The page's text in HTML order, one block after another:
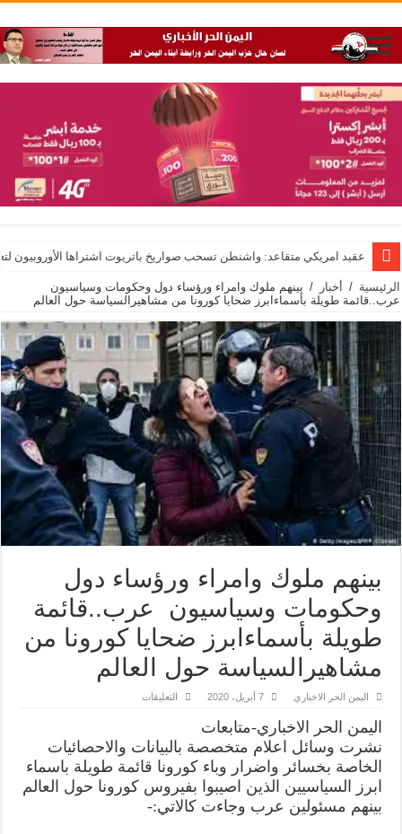
عقيد امريكي متقاعد: واشنطن تسحب صواريخ باتريوت اشتراها الأوروبيون
الرئيسية / أخبار / بينهم ملوك وامراء ورؤساء دول وحكومات وسياسيون
عرب..قائمة طويلة بأسماءابرز ضحايا كورونا من مشاهيرالسياسة حول العالم
بينهم ملوك وامراء ورؤساء دول
وحكومات وسياسيون عرب..قائمة
طويلة بأسماءابرز ضحايا كورونا من
مشاهيرالسياسة حول العالم
اليمن الحر الاخباري 7 أبريل، 2020 التعليقات
ورؤساء
دول
وحكومات
وسياسيون
عرب..قائمة
اليمن الحر الاخباري-متابعات
نشرت وسائل اعلام متخصصة بالبيانات والاحصائيات
الخاصة بخسائر واضرار وباء كورونا قائمة طويلة باسماء
ابرز السياسيين الذين اصيبوا بفيروس كورونا حول العالم
بينهم مسئولين عرب وجاءت كالاتي:-